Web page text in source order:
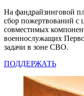
На фандрайзинговой
сбор пожертвований с
совместимых
военнослужащих
задачи в зоне СВО.
ПОДДЕРЖАТЬ